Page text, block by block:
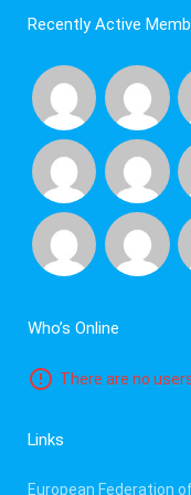
Recently Active
Who’s Online
There are no
Links
European Federation